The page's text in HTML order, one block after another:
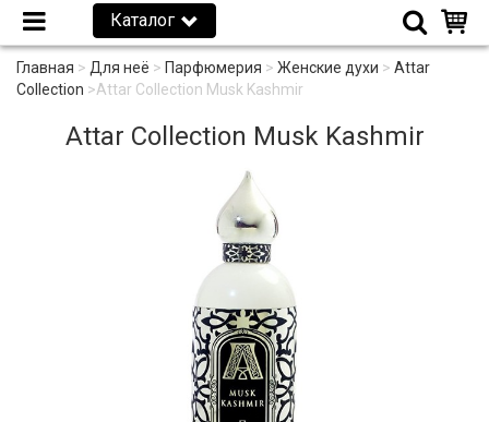
Каталог
Главная > Для неё > Парфюмерия > Женские духи > Attar
Collection >Attar Collection Musk Kashmir
Attar Collection Musk Kashmir